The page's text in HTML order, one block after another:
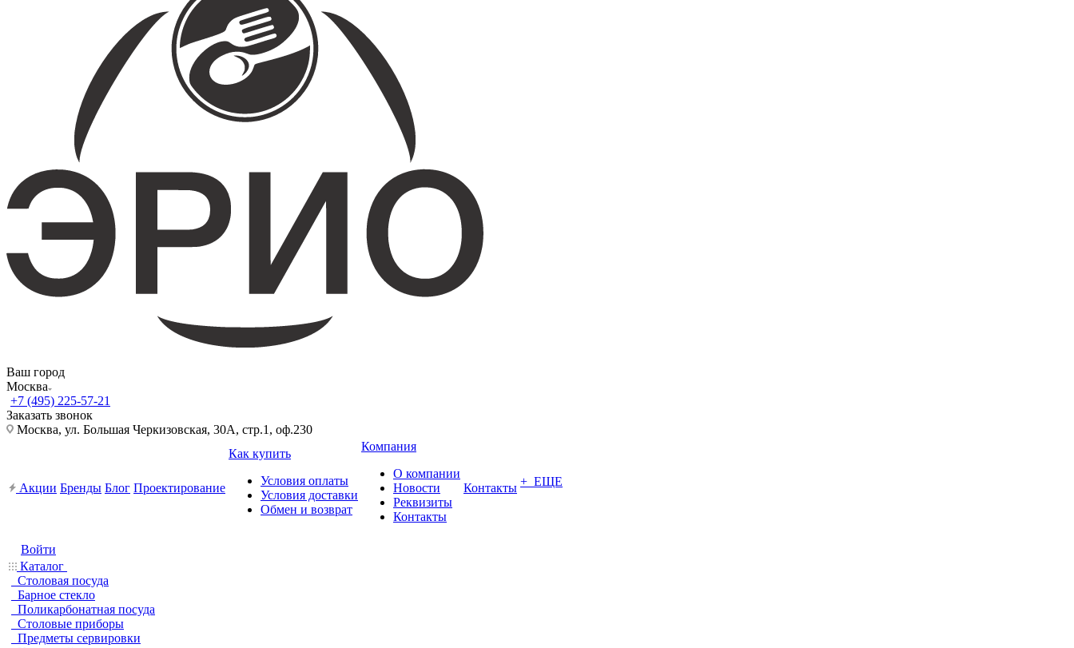
Ваш город
Москва
+7 (495) 225-57-21
Заказать звонок
Москва, ул. Большая Черкизовская, 30А, стр.1, оф.230
Акции Бренды Блог Проектирование
Как купить
Условия оплаты
Условия доставки
Обмен и возврат
Компания
О компании
Новости
Реквизиты
Контакты
Контакты + ЕЩЕ
Войти
Каталог
Столовая посуда
Барное стекло
Поликарбонатная посуда
Столовые приборы
Предметы сервировки